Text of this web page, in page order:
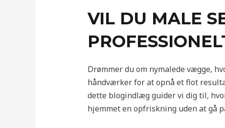
VIL DU MALE
Drømmer du om nymalede vægge,
håndværker for at opnå et flot
dette blogindlæg guider vi dig til,
hjemmet en opfriskning uden at gå